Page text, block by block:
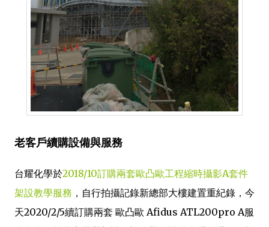
老客戶續購設備與服務
台耀化學於2018/10訂購兩套歐凸歐工程縮時攝影A套件
架設教學服務 ，自行拍攝記錄新總部大樓建置重紀錄，今
天2020/2/5續訂購兩套 歐凸歐 Afidus ATL200pro A服